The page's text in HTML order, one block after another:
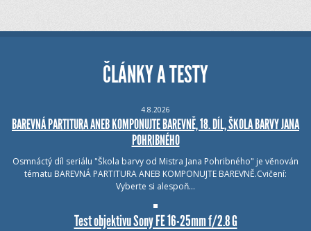
ČLÁNKY A TESTY
4.8.2026
BAREVNÁ PARTITURA ANEB KOMPONUJTE BAREVNĚ, 18. DÍL, ŠKOLA BARVY JANA
POHRIBNÉHO
Osmnáctý díl seriálu "Škola barvy od Mistra Jana Pohribného" je věnován
tématu BAREVNÁ PARTITURA ANEB KOMPONUJTE BAREVNĚ.Cvičení:
Vyberte si alespoň…
Test objektivu Sony FE 16-25mm f/2.8 G